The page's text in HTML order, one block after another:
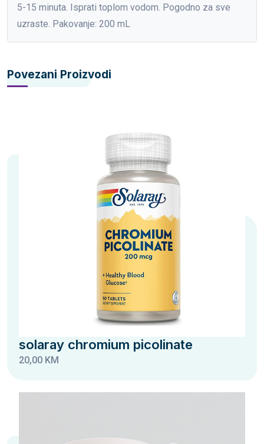
5-15 minuta. Isprati toplom vodom. Pogodno za sve
uzraste. Pakovanje: 200 mL
Povezani Proizvodi
solaray chromium picolinate
20,00 KM